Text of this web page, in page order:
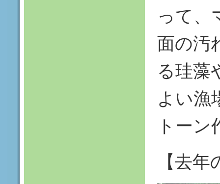
って、
面の汚
る珪藻
よい漁
トー
【去